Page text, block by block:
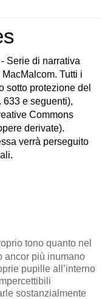
Serie di narrativa
Tutti i
sotto protezione del
633 e seguenti),
Commons
derivate).
verrà perseguito
tono quanto nel
ancor più inumano
pupille all’interno
sostanzialmente